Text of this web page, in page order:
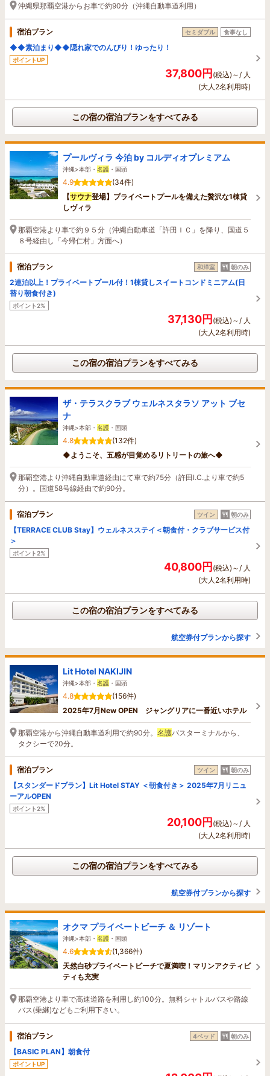
沖縄県那覇空港からお車で約90分（沖縄自動車道利用）
宿泊プラン セミダブル 食事なし
◆◆素泊まり◆◆隠れ家でのんびり！ゆったり！
ポイントUP
37,800円(税込)～/ 人
(大人2名利用時)
この宿の宿泊プランをすべてみる
プールヴィラ 今泊 by コルディオプレミアム
沖縄>本部・ 名護 ・国頭
4.9
(34件)
【サウナ登場】プライベートプールを備えた贅沢な1棟貸
しヴィラ
那覇空港より車で約９５分（沖縄自動車道「許田ＩＣ」を降り、国道５
８号経由し「今帰仁村」方面へ）
宿泊プラン 和洋室 朝のみ
2連泊以上！プライベートプール付！1棟貸しスイートコンドミニアム(日
替り朝食付き)
ポイント2%
37,130円(税込)～/ 人
(大人2名利用時)
この宿の宿泊プランをすべてみる
ザ・テラスクラブ ウェルネスタラソ アット ブセ
ナ
沖縄>本部・ 名護 ・国頭
4.8
(132件)
◆ようこそ、五感が目覚めるリトリートの旅へ◆
那覇空港より沖縄自動車道経由にて車で約75分（許田I.C.より車で約5
分）。国道58号線経由で約90分。
宿泊プラン ツイン 朝のみ
【TERRACE CLUB Stay】ウェルネスステイ＜朝食付・クラブサービス付
＞
ポイント2%
40,800円(税込)～/ 人
(大人2名利用時)
この宿の宿泊プランをすべてみる
航空券付プランから探す
Lit Hotel NAKIJIN
沖縄>本部・ 名護 ・国頭
4.8
(156件)
2025年7月New OPEN ジャングリアに一番近いホテル
那覇空港から沖縄自動車道利用で約90分。 名護バスターミナルから、
タクシーで20分。
宿泊プラン ツイン 朝のみ
【スタンダードプラン】Lit Hotel STAY ＜朝食付き＞ 2025年7月リニュ
ーアルOPEN
ポイント2%
20,100円(税込)～/ 人
(大人2名利用時)
この宿の宿泊プランをすべてみる
航空券付プランから探す
オクマ プライベートビーチ ＆ リゾート
沖縄>本部・ 名護 ・国頭
4.6
(1,366件)
天然白砂プライベートビーチで夏満喫！マリンアクティビ
ティも充実
那覇空港より車で高速道路を利用し約100分。無料シャトルバスや路線
バス(乗継)などもご利用下さい。
宿泊プラン 4ベッド 朝のみ
【BASIC PLAN】朝食付
ポイントUP